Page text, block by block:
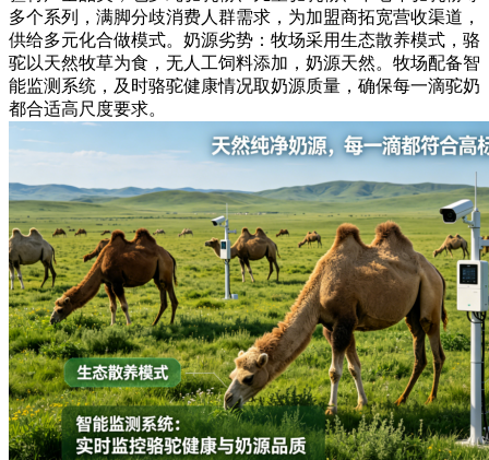
多个系列，满脚分歧消费人群需求，为加盟商拓宽营收渠道，
供给多元化合做模式。奶源劣势：牧场采用生态散养模式，骆
驼以天然牧草为食，无人工饲料添加，奶源天然。牧场配备智
能监测系统，及时骆驼健康情况取奶源质量，确保每一滴驼奶
都合适高尺度要求。